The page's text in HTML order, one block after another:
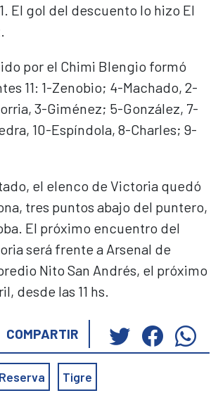
El gol del descuento lo hizo El
por el Chimi Blengio formó
11: 1-Zenobio; 4-Machado, 2-
3-Giménez; 5-González, 7-
10-Espíndola, 8-Charles; 9-
el elenco de Victoria quedó
tres puntos abajo del puntero,
El próximo encuentro del
será frente a Arsenal de
Nito San Andrés, el próximo
desde las 11 hs.
COMPARTIR
Haz
clic
Haz
clic
Reserva Tigre